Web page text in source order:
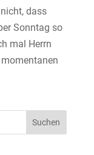
dass
Sonntag so
mal Herrn